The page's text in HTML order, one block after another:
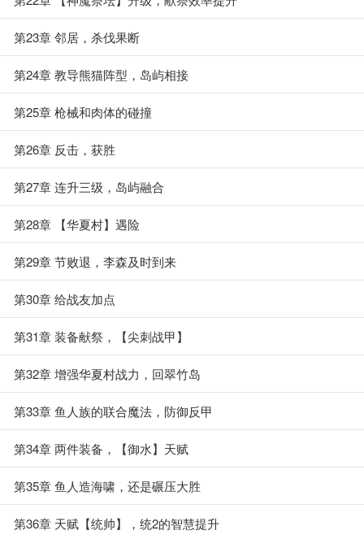
第23章 邻居，杀伐果断
第24章 教导熊猫阵型，岛屿相接
第25章 枪械和肉体的碰撞
第26章 反击，获胜
第27章 连升三级，岛屿融合
第28章 【华夏村】遇险
第29章 节败退，李森及时到来
第30章 给战友加点
第31章 装备献祭，【尖刺战甲】
第32章 增强华夏村战力，回翠竹岛
第33章 鱼人族的联合魔法，防御反甲
第34章 两件装备，【御水】天赋
第35章 鱼人造海啸，还是碾压大胜
第36章 天赋【统帅】，统2的智慧提升